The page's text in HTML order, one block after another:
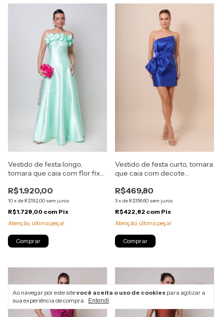
Ao navegar por este sitevocê aceita o uso de cookies para agilizar a
sua experiência de compra.
Entendi
Vestido de festa longo,
tomara que caia com flor fixa
R$1.920,00
10x de R$192,00 sem juros
R$1.728,00 com Pix
Atenção, última peça!
Comprar
Vestido de festa curto, tomara
que caia com decote
Azul Royal
R$469,80
3x de R$156,60 sem juros
R$422,82 com Pix
Atenção, última peça!
Comprar